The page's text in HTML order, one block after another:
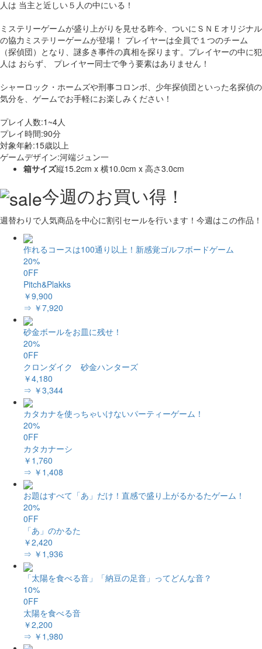
人は 当主と近しい５人の中にいる！
ミステリーゲームが盛り上がりを見せる昨今、ついにＳＮＥオリジナル
の協力ミステリーゲームが登場！ プレイヤーは全員で１つのチーム
（探偵団）となり、謎多き事件の真相を探ります。プレイヤーの中に犯
人は おらず、 プレイヤー同士で争う要素はありません！
シャーロック・ホームズや刑事コロンボ、少年探偵団といった名探偵の
気分を、ゲームでお手軽にお楽しみください！
プレイ人数:1~4人
プレイ時間:90分
対象年齢:15歳以上
ゲームデザイン:河端ジュン一
箱サイズ縦15.2cm x 横10.0cm x 高さ3.0cm
今週のお買い得！
週替わりで人気商品を中心に割引セールを行います！今週はこの作品！
作れるコースは100通り以上！新感覚ゴルフボードゲーム
20%
0FF
Pitch&Plakks
￥9,900
⇒ ￥7,920
砂金ボールをお皿に残せ！
20%
0FF
クロンダイク 砂金ハンターズ
￥4,180
⇒ ￥3,344
カタカナを使っちゃいけないパーティーゲーム！
20%
0FF
カタカナーシ
￥1,760
⇒ ￥1,408
お題はすべて「あ」だけ！直感で盛り上がるかるたゲーム！
20%
0FF
「あ」のかるた
￥2,420
⇒ ￥1,936
「太陽を食べる音」「納豆の足音」ってどんな音？
10%
0FF
太陽を食べる音
￥2,200
⇒ ￥1,980